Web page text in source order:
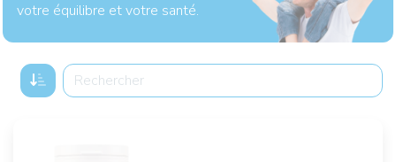
votre équilibre et votre santé.